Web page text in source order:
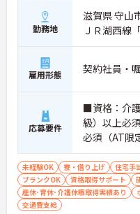
勤務地
滋賀県 守山
ＪＲ湖西線
雇用形態 契約社員・
応募要件
■資格：介
級）以上必
必須（AT限
未経験OK 寮・借り上げ 住宅手
ブランクOK
資格取得サポート
産休･育休･介護休暇取得実績あり
交通費支給